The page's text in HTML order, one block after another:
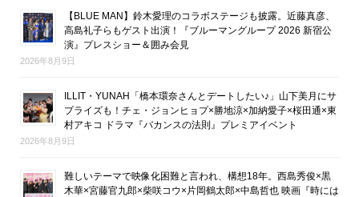
【BLUE MAN】鈴木愛理のコラボステージも披露。近藤真彦、
高島礼子らもゲスト出演！『ブルーマングループ 2026 新宿公
演』プレスショー＆囲み会見
2026年8月9日
ILLIT・YUNAH「橋本環奈さんとデートしたい♪」山下美月にサ
プライズも！チェ・ジョンヒョプ×勝地涼×加納愛子×桜田通×東
村アキコ ドラマ『バカンスの法則』プレミアイベント
2026年8月9日
難しいテーマで映像化困難と言われ、構想18年。西島秀俊×黒
木華×宮藤官九郎×柴咲コウ×片岡鶴太郎×中島哲也 映画『時には